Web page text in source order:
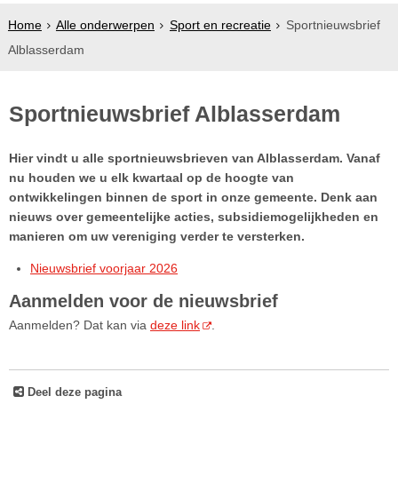
Home Alle onderwerpen Sport en recreatie
Sportnieuwsbrief
Alblasserdam
Sportnieuwsbrief Alblasserdam
Hier vindt u alle sportnieuwsbrieven van Alblasserdam. Vanaf
nu houden we u elk kwartaal op de hoogte van
ontwikkelingen binnen de sport in onze gemeente. Denk aan
nieuws over gemeentelijke acties, subsidiemogelijkheden en
manieren om uw vereniging verder te versterken.
Nieuwsbrief voorjaar 2026
Aanmelden voor de nieuwsbrief
Aanmelden? Dat kan via deze link
Deel deze pagina